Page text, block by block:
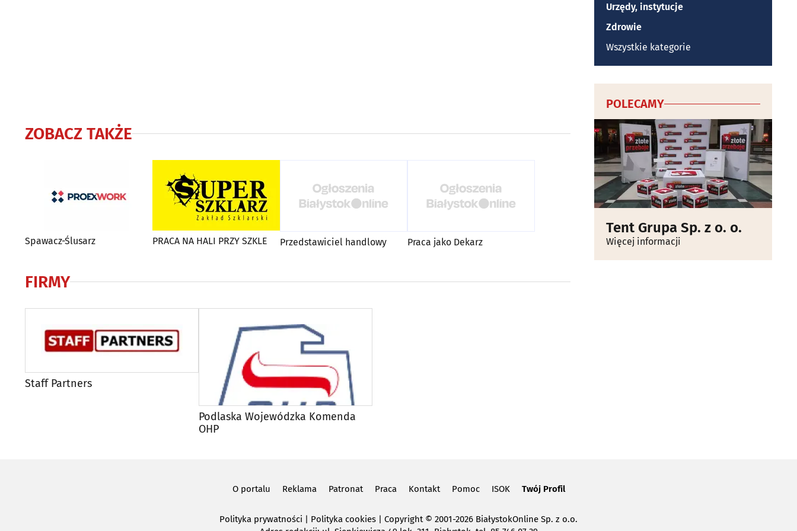
ZOBACZ TAKŻE
Spawacz-Ślusarz PRACA NA HALI PRZY SZKLE Przedstawiciel handlowy Praca jako Dekarz
FIRMY
Staff Partners
Podlaska Wojewódzka Komenda
OHP
Urzędy, instytucje
Zdrowie
Wszystkie kategorie
POLECAMY
Tent Grupa Sp. z o. o.
Więcej informacji
O portalu Reklama Patronat Praca Kontakt Pomoc ISOK Twój Profil
Polityka prywatności | Polityka cookies Copyright© 2001-2026 BiałystokOnline Sp. z o.o.